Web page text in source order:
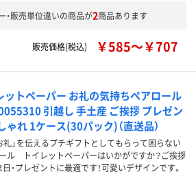
・販売単位違いの商品が2商品あります
販売価格(税込) ￥585～￥707
ットペーパー お礼の気持ちペアロール
引越し 手土産 ご挨拶 プレゼン
ゃれ 1ケース(30パック)（直送品）
礼」を伝えるプチギフトとしてもらって困らない
ル トイレットペーパーはいかがですか？ご挨拶
日・プレゼントに最適です！可愛いデザインです。